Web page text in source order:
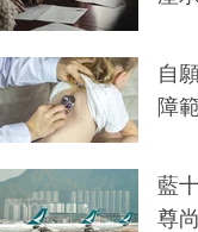
自
障
藍
尊